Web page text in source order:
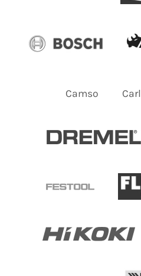
Camso